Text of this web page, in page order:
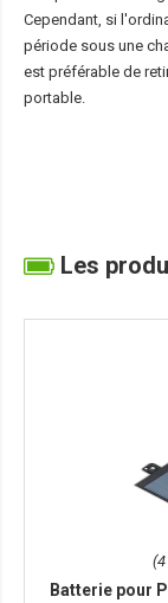
Cependant, si
période sous une
est préférable de
portable.
Les
(4
Batterie pour